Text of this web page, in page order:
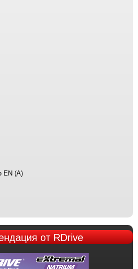
EN (А)
от RDrive